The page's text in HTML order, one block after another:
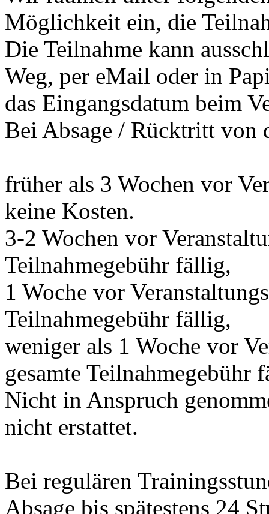
Möglichkeit ein, die
Die Teilnahme kann
Weg, per eMail oder in
das Eingangsdatum beim
Bei Absage / Rücktritt von
früher als 3 Wochen vor
keine Kosten.
3-2 Wochen vor
Teilnahmegebühr fällig,
1 Woche vor
Teilnahmegebühr fällig,
weniger als 1 Woche vor
gesamte Teilnahmegebühr
Nicht in Anspruch
nicht erstattet.
Bei regulären
Absage bis spätestens 24